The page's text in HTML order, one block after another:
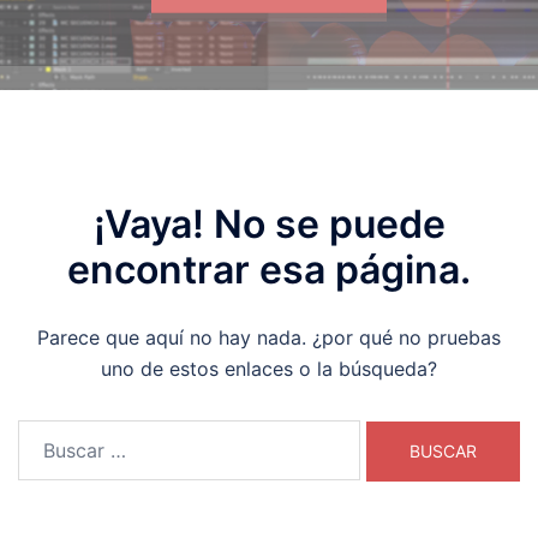
¡Vaya! No se puede
encontrar esa página.
Parece que aquí no hay nada. ¿por qué no pruebas
uno de estos enlaces o la búsqueda?